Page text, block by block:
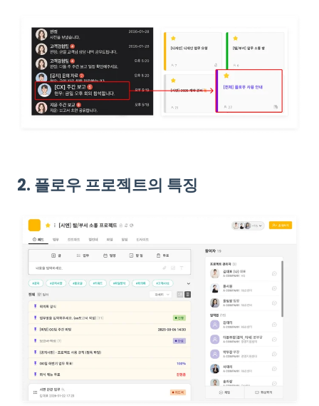
2. 플로우 프로젝트의 특징